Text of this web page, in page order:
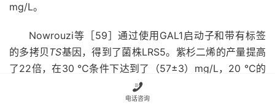
mg/L。
Nowrouzi等［59］通过使用GAL1启动子和带有标签
的多拷贝TS基因，得到了菌株LRS5。紫杉二烯的产量提高
了22倍，在30 ℃条件下达到了（57±3）mg/L，20 ℃的
低温下，紫杉二烯产量可达到129 mg/L。同一研究小组的
Walls等［37］在LRS5的基础上，添加了编码

电话咨询